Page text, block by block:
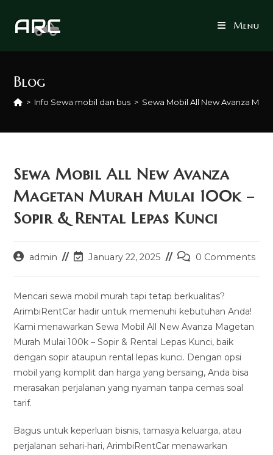
Menu
Blog
> Info Sewa mobil dan bus > Sewa Mobil All New Avanza
Sewa Mobil All New Avanza
Magetan Murah Mulai 100k –
Sopir & Rental Lepas Kunci
Postadmin
PostJanuary 22, 2025
Post0 Comments
Mencari sewa mobil murah tapi tetap berkualitas?
ArimbiRentCar hadir untuk memenuhi kebutuhan Anda!
Kami menawarkan Sewa Mobil All New Avanza Magetan
Murah Mulai 100k – Sopir & Rental Lepas Kunci, baik
dengan sopir ataupun rental lepas kunci. Dengan opsi
mobil yang komplit dan harga yang bersaing, Anda bisa
merasakan perjalanan yang nyaman tanpa cemas soal
tarif.
Bagus untuk keperluan bisnis, tamasya keluarga, atau
perjalanan sehari-hari, ArimbiRentCar menawarkan